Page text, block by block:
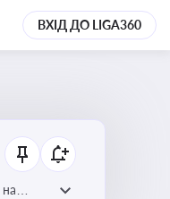
ВХІД ДО LIGA360